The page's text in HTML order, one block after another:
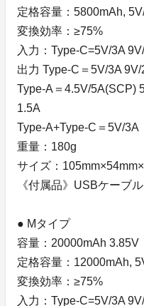
定格容量：5800mAh,
変換効率：≥75%
入力：Type-C=5V/3A
出力 Type-C＝5V/3A
Type-A＝4.5V/5A(SCP)
1.5A
Type-A+Type-C＝5V/3A
重量：180g
サイズ：
《付属品》USBケーブ
● Mタイプ
容量：20000mAh 3.85V
定格容量：12000mAh,
変換効率：≥75%
入力：Type-C=5V/3A